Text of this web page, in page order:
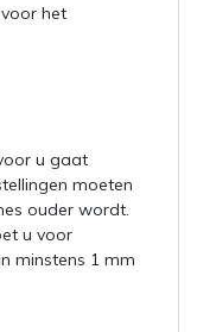
het
u gaat
moeten
ouder wordt.
u voor
minstens 1 mm